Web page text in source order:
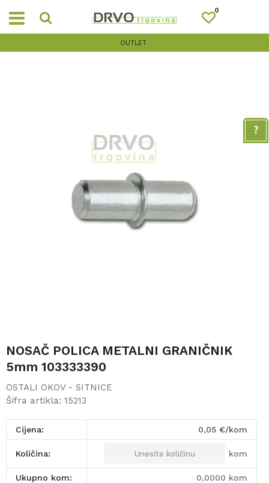
0
OUTLET
NOSAČ POLICA METALNI GRANIČNIK
5mm 103333390
OSTALI OKOV - SITNICE
Šifra artikla: 15213
Cijena: 0,05 €/kom
Količina: kom
Ukupno kom: 0,0000 kom